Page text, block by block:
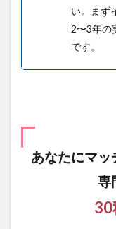
い。まず
2〜3年の
です。
あなたにマッ
専
30